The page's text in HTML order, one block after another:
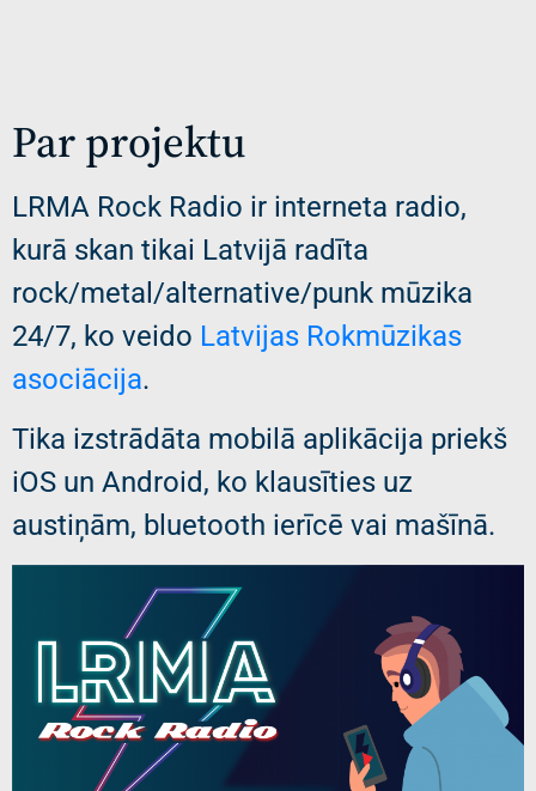
Par projektu
LRMA Rock Radio ir interneta radio,
kurā skan tikai Latvijā radīta
rock/metal/alternative/punk mūzika
24/7, ko veido Latvijas Rokmūzikas
asociācija.
Tika izstrādāta mobilā aplikācija priekš
iOS un Android, ko klausīties uz
austiņām, bluetooth ierīcē vai mašīnā.